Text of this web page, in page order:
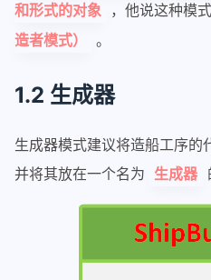
和形式的对象
，他说这种模
造者模式）
。
1.2 生成器
生成器模式建议将造船工序的
并将其放在一个名为
生成器